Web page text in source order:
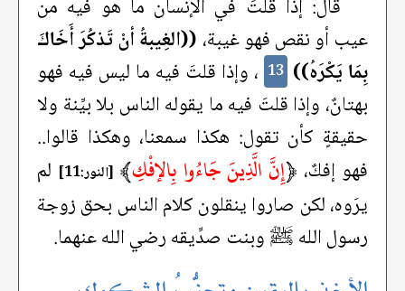
قال: إذا قلتَ في الإنسان ما هو فيه من
عيب أو نقص فهو غيبة، ((الغِيبةُ أنْ تَذكُرَ أَخَاكَ
بِمَا يَكْرَهُ)) 13 ، وإذا قلتَ فيه ما ليس فيه فهو
بهتانٌ، وإذا قلتَ فيه ما يقوله الناس بلا بيِّنة ولا
حقيقةٍ كأن تقول: هكذا سمعنا، وهكذا قالوا..
فهو إفكٌ، ﴿إِنَّ الَّذِينَ جَاءُوا بِالإفْكِ﴾ [النور:11]
لم
يرَوه، لكن صاروا ينقلون كلام الناس بحق زوجة
رسول الله ﷺ وبنت صدِّيقه رضي الله عنهما.